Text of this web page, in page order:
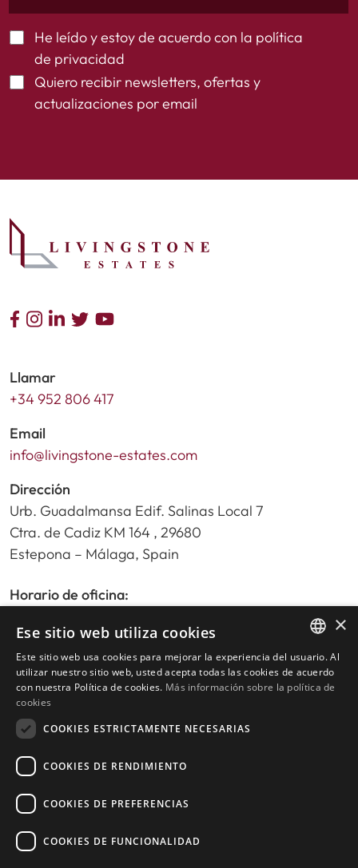
He leído y estoy de acuerdo con la política
de privacidad
Quiero recibir newsletters, ofertas y
actualizaciones por email
Llamar
+34 952 806 417
Email
info@livingstone-estates.com
Dirección
Urb. Guadalmansa Edif. Salinas Local 7
Ctra. de Cadiz KM 164 , 29680
Estepona – Málaga, Spain
Horario de oficina:
Sábados y festivos de 10:00am a 14:00pm
Inicio
Buscador de propiedades
Escribir reseña
Política de privacidad
ENGLISH
SPANISH
×
Ese sitio web utiliza cookies
Este sitio web usa cookies para mejorar la experiencia del usuario. Al
utilizar nuestro sitio web, usted acepta todas las cookies de acuerdo
con nuestra Política de cookies. Más información sobre la política de
cookies
COOKIES ESTRICTAMENTE NECESARIAS
COOKIES DE RENDIMIENTO
COOKIES DE PREFERENCIAS
COOKIES DE FUNCIONALIDAD